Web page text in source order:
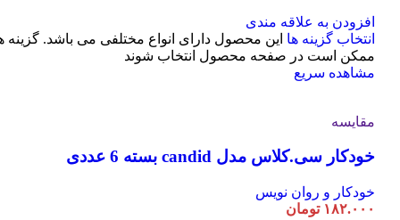
افزودن به علاقه مندی
انتخاب گزینه ها این محصول دارای انواع مختلفی می باشد. گزینه
ممکن است در صفحه محصول انتخاب شوند
مشاهده سریع
مقایسه
خودکار سی.کلاس مدل candid بسته 6 عددی
خودکار و روان نویس
۱۸۲.۰۰۰ تومان